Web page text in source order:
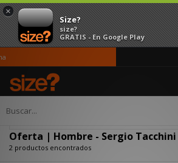
×
Size?
size?
GRATIS - En Google Play
Página principal
Oferta | Hombre - Sergio Tacchini
2 productos encontrados